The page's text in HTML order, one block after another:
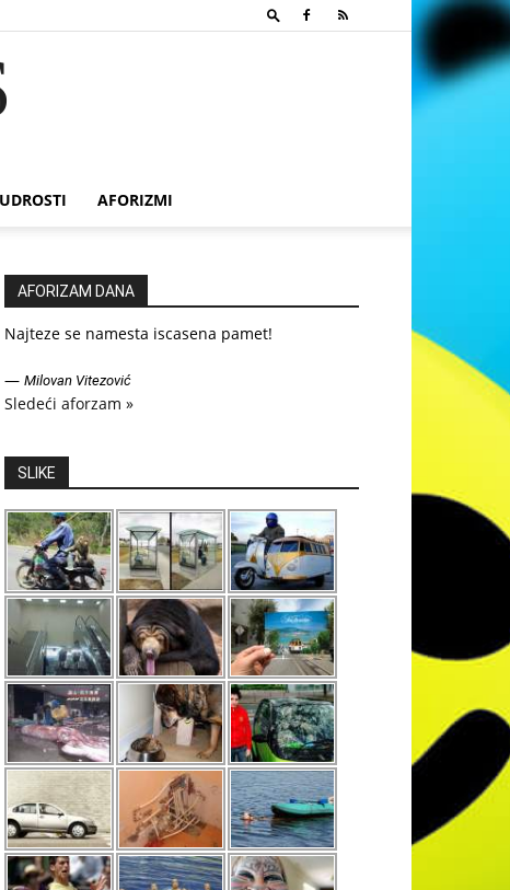
AFORIZMI
AFORIZAM DANA
Najteze se namesta iscasena pamet!
— Milovan Vitezović
Sledeći aforzam »
SLIKE